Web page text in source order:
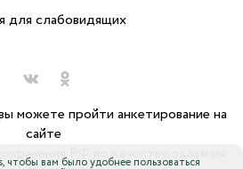
для слабовидящих
можете пройти анкетирование на
сайте
РФ по качеству оказания
чтобы вам было удобнее пользоваться